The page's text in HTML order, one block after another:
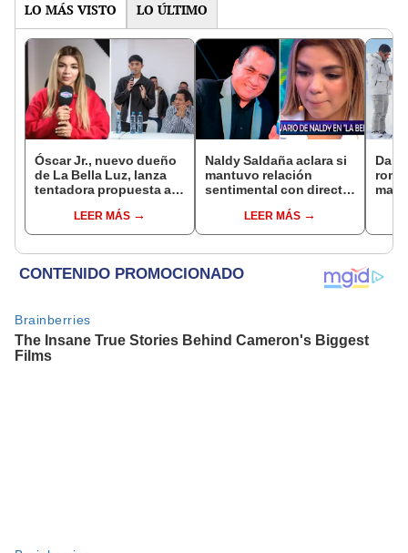
LO MÁS VISTO LO ÚLTIMO
Óscar Jr., nuevo dueño
de La Bella Luz, lanza
tentadora propuesta a
denuncia por
tocamientos: “Va a
LEER MÁS
Naldy Saldaña aclara si
mantuvo relación
sentimental con director
denunciarlo por
tocamientos: “Me
LEER MÁS